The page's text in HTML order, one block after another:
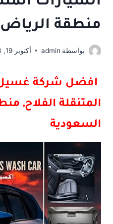
منطقة
بواسطة admin أكتوبر 19, 2023
افضل شركة غسيل
المتنقلة الفلاح,
السعودية